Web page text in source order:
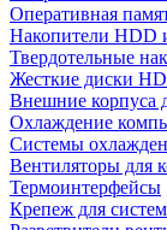
Оперативная
Накопители HDD
Твердотельные
Жесткие диски
Внешние корпуса
Охлаждение
Системы
Вентиляторы для
Термоинтерфейсы
Крепеж для